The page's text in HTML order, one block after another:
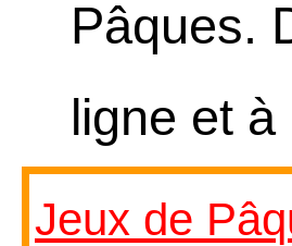
Pâques.
ligne et
Jeux de